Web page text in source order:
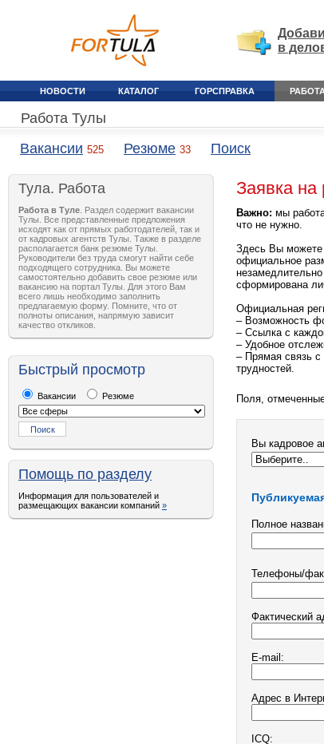
в
НОВОСТИ КАТАЛОГ ГОРСПРАВКА РАБОТА
Работа Тулы
Вакансии 525 Резюме 33 Поиск
Тула. Работа
Работа в Туле . Раздел содержит вакансии
Тулы. Все представленные предложения
исходят как от прямых работодателей, так и
от кадровых агентств Тулы. Также в разделе
располагается банк резюме Тулы.
Руководители без труда смогут найти себе
подходящего сотрудника. Вы можете
самостоятельно добавить свое резюме или
вакансию на портал Тулы. Для этого Вам
всего лишь необходимо заполнить
предлагаемую форму. Помните, что от
полноты описания, напрямую зависит
качество откликов.
Быстрый просмотр
Вакансии Резюме
Помощь по разделу
Информация для пользователей и
размещающих вакансии компаний »
Заявка на
Важно: мы
что не нужно.
Здесь Вы можете
официальное
сформирована
Официальная
– Возможность
– Ссылка с
– Удобное
– Прямая связь с
трудностей.
Поля,
Вы кадровое
Полное
Телефоны/
Фактический
E-mail:
Адрес в
ICQ: